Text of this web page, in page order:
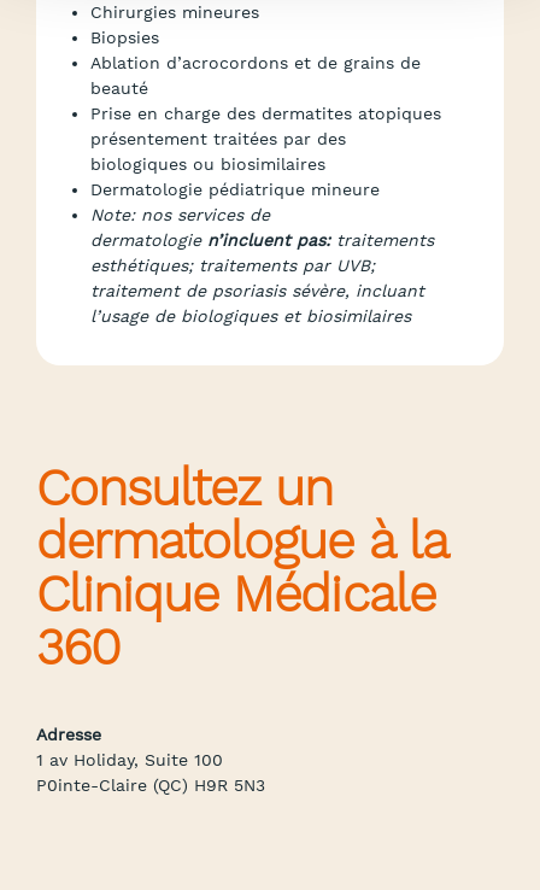
Chirurgies mineures
Biopsies
Ablation d’acrocordons et de grains de
beauté
Prise en charge des dermatites atopiques
présentement traitées par des
biologiques ou biosimilaires
Dermatologie pédiatrique mineure
Note: nos services de
dermatologie n’incluent pas: traitements
esthétiques; traitements par UVB;
traitement de psoriasis sévère, incluant
l’usage de biologiques et biosimilaires
Consultez un
dermatologue à la
Clinique Médicale
360
Adresse
1 av Holiday, Suite 100
P0inte-Claire (QC) H9R 5N3